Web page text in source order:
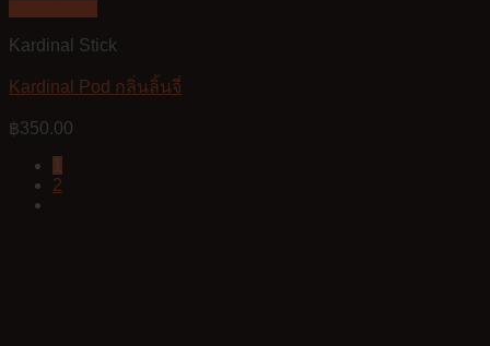
Kardinal Stick
Kardinal Pod กลิ่นลิ้นจี่
฿350.00
1
2